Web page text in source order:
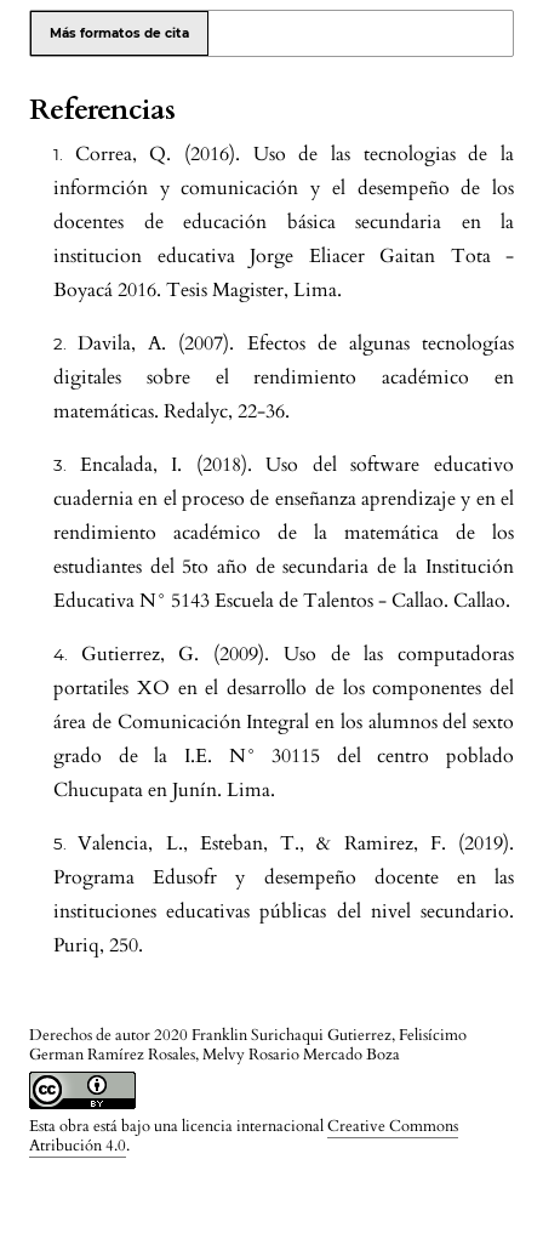
Derechos de autor 2020 Franklin Surichaqui Gutierrez, Felisícimo
German Ramírez Rosales, Melvy Rosario Mercado Boza
Esta obra está bajo una licencia internacionalCreative Commons
Atribución 4.0.
Más formatos de cita
Referencias
Correa, Q. (2016). Uso de las tecnologias de la
informción y comunicación y el desempeño de los
docentes de educación básica secundaria en la
institucion educativa Jorge Eliacer Gaitan Tota -
Boyacá 2016. Tesis Magister, Lima.
Davila, A. (2007). Efectos de algunas tecnologías
digitales sobre el rendimiento académico en
matemáticas. Redalyc, 22-36.
Encalada, I. (2018). Uso del software educativo
cuadernia en el proceso de enseñanza aprendizaje y en el
rendimiento académico de la matemática de los
estudiantes del 5to año de secundaria de la Institución
Educativa N° 5143 Escuela de Talentos - Callao. Callao.
Gutierrez, G. (2009). Uso de las computadoras
portatiles XO en el desarrollo de los componentes del
área de Comunicación Integral en los alumnos del sexto
grado de la I.E. N° 30115 del centro poblado
Chucupata en Junín. Lima.
Valencia, L., Esteban, T., & Ramirez, F. (2019).
Programa Edusofr y desempeño docente en las
instituciones educativas públicas del nivel secundario.
Puriq, 250.